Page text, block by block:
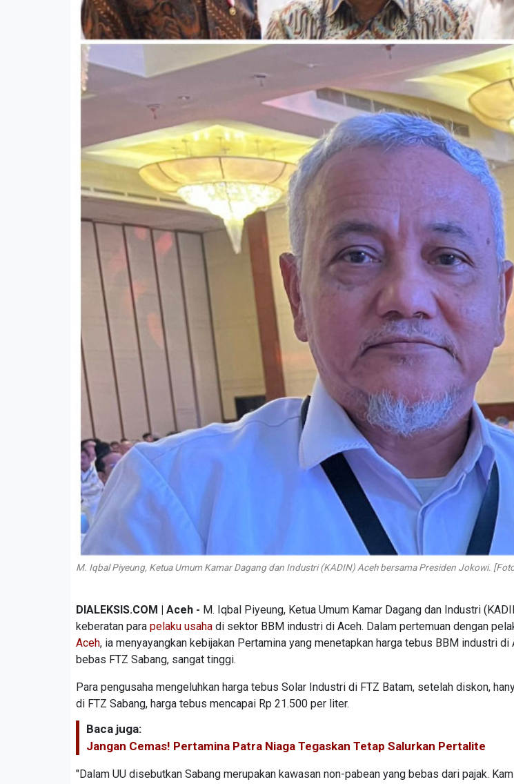
M. Iqbal Piyeung, Ketua Umum Kamar Dagang dan Industri (KADIN) Aceh bersama Presiden Jokowi.
DIALEKSIS.COM | Aceh - M. Iqbal Piyeung, Ketua Umum Kamar Dagang dan Industri
keberatan para pelaku usaha di sektor BBM industri di Aceh. Dalam pertemuan dengan
Aceh, ia menyayangkan kebijakan Pertamina yang menetapkan harga tebus BBM industri
bebas FTZ Sabang, sangat tinggi.
Para pengusaha mengeluhkan harga tebus Solar Industri di FTZ Batam, setelah diskon,
di FTZ Sabang, harga tebus mencapai Rp 21.500 per liter.
Baca juga:
Jangan Cemas! Pertamina Patra Niaga Tegaskan Tetap Salurkan Pertalite
"Dalam UU disebutkan Sabang merupakan kawasan non-pabean yang bebas dari pajak.